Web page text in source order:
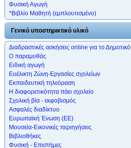
Φυσική Αγωγή
*Βιβλίο Μαθητή (εμπλουτισμένο)
Γενικό υποστηρικτικό υλικό
Διαδραστικές ασκήσεις online για το Δημοτικό
Ο παραμυθάς
Ειδική αγωγή
Ευέλικτη Ζώνη-Εργασίες σχολείων
Εκπαιδευτική τηλεόραση
Η διαφορετικότητα πάει σχολείο
Σχολική βία - εκφοβισμός
Ασφαλές διαδίκτυο
Ευρωπαϊκή Ένωση (ΕΕ)
Μουσεία-Εικονικές περιηγήσεις
Βιβλιοθήκες
Φυσική - Επιστήμες